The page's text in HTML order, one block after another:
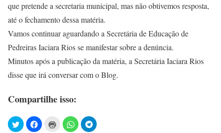
que pretende a secretaria municipal, mas não obtivemos resposta,
até o fechamento dessa matéria.
Vamos continuar aguardando a Secretária de Educação de
Pedreiras Iaciara Rios se manifestar sobre a denúncia.
Minutos após a publicação da matéria, a Secretária Iaciara Rios
disse que irá conversar com o Blog.
Compartilhe isso: